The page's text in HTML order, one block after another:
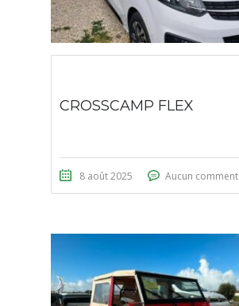
CROSSCAMP FLEX
8 août 2025 Aucun